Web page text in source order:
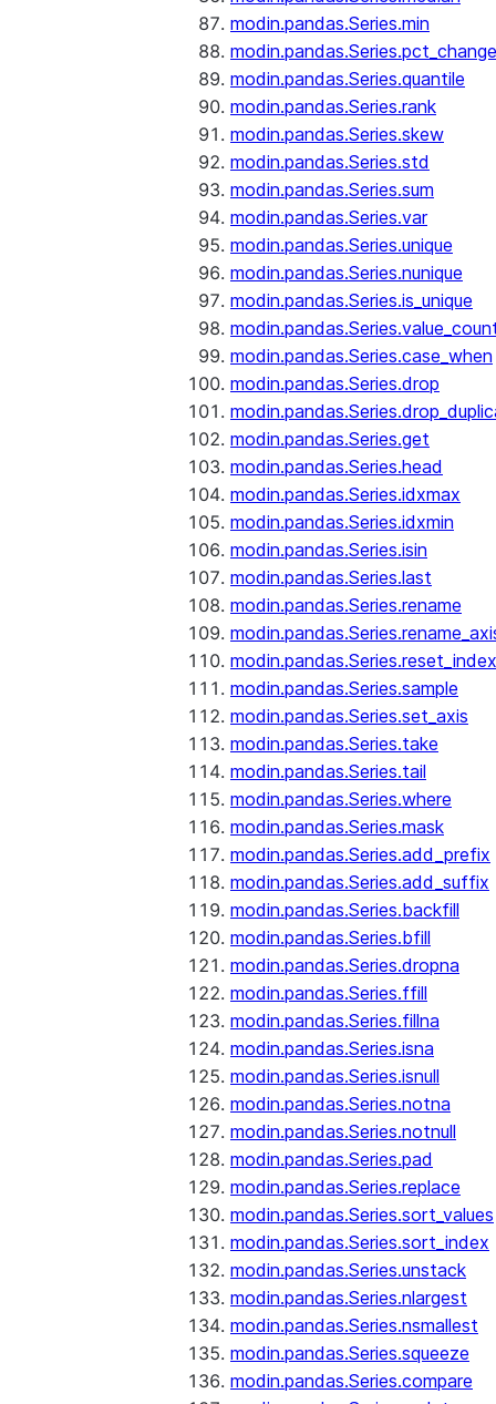
modin.pandas.Series.min
modin.pandas.Series.pct_change
modin.pandas.Series.quantile
modin.pandas.Series.rank
modin.pandas.Series.skew
modin.pandas.Series.std
modin.pandas.Series.sum
modin.pandas.Series.var
modin.pandas.Series.unique
modin.pandas.Series.nunique
modin.pandas.Series.is_unique
modin.pandas.Series.case_when
modin.pandas.Series.drop
modin.pandas.Series.get
modin.pandas.Series.head
modin.pandas.Series.idxmax
modin.pandas.Series.idxmin
modin.pandas.Series.isin
modin.pandas.Series.last
modin.pandas.Series.rename
modin.pandas.Series.reset_index
modin.pandas.Series.sample
modin.pandas.Series.set_axis
modin.pandas.Series.take
modin.pandas.Series.tail
modin.pandas.Series.where
modin.pandas.Series.mask
modin.pandas.Series.add_prefix
modin.pandas.Series.add_suffix
modin.pandas.Series.backfill
modin.pandas.Series.bfill
modin.pandas.Series.dropna
modin.pandas.Series.ffill
modin.pandas.Series.fillna
modin.pandas.Series.isna
modin.pandas.Series.isnull
modin.pandas.Series.notna
modin.pandas.Series.notnull
modin.pandas.Series.pad
modin.pandas.Series.replace
modin.pandas.Series.sort_values
modin.pandas.Series.sort_index
modin.pandas.Series.unstack
modin.pandas.Series.nlargest
modin.pandas.Series.nsmallest
modin.pandas.Series.squeeze
modin.pandas.Series.compare